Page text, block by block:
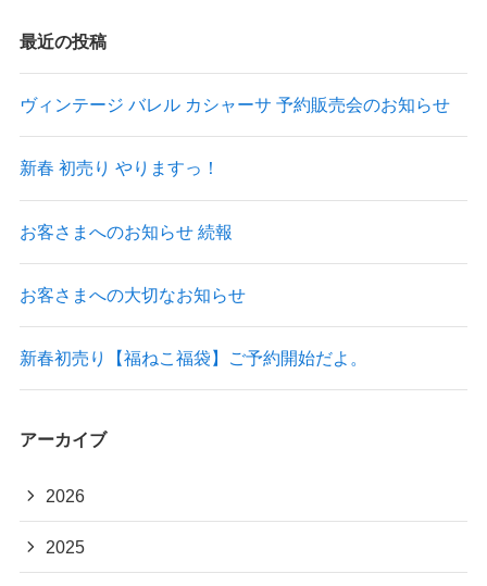
最近の投稿
ヴィンテージ バレル カシャーサ 予約販売会のお知らせ
新春 初売り やりますっ！
お客さまへのお知らせ 続報
お客さまへの大切なお知らせ
新春初売り【福ねこ福袋】ご予約開始だよ。
アーカイブ
2026
2025